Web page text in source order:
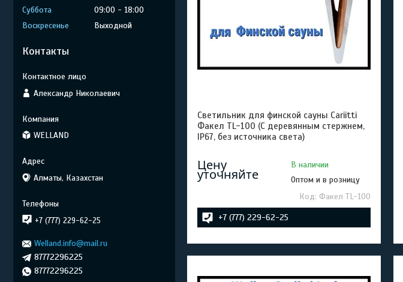
Светильник для финской сауны Cariitti
Факел TL-100 (С деревянным стержнем,
IP67, без источника света)
Цену
уточняйте
В наличии
Оптом и в розницу
Факел TL-100
+7 (777) 229-62-25
Суббота
09:00
18:00
Воскресенье
Выходной
Контакты
Александр Николаевич
WELLAND
Алматы, Казахстан
+7 (777) 229-62-25
Welland.info@mail.ru
87772296225
87772296225